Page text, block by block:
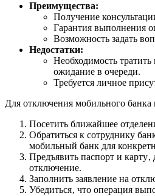
Преимущества:
Получение
Гарантия выполнения
Возможность задать
Недостатки:
Необходимость
ожидание в очереди.
Требуется личное
Для отключения мобильного банка
Посетить ближайшее
Обратиться к сотруднику
мобильный банк для
Предъявить паспорт и карту‚
отключение.
Заполнить заявление на
Убедиться‚ что операция